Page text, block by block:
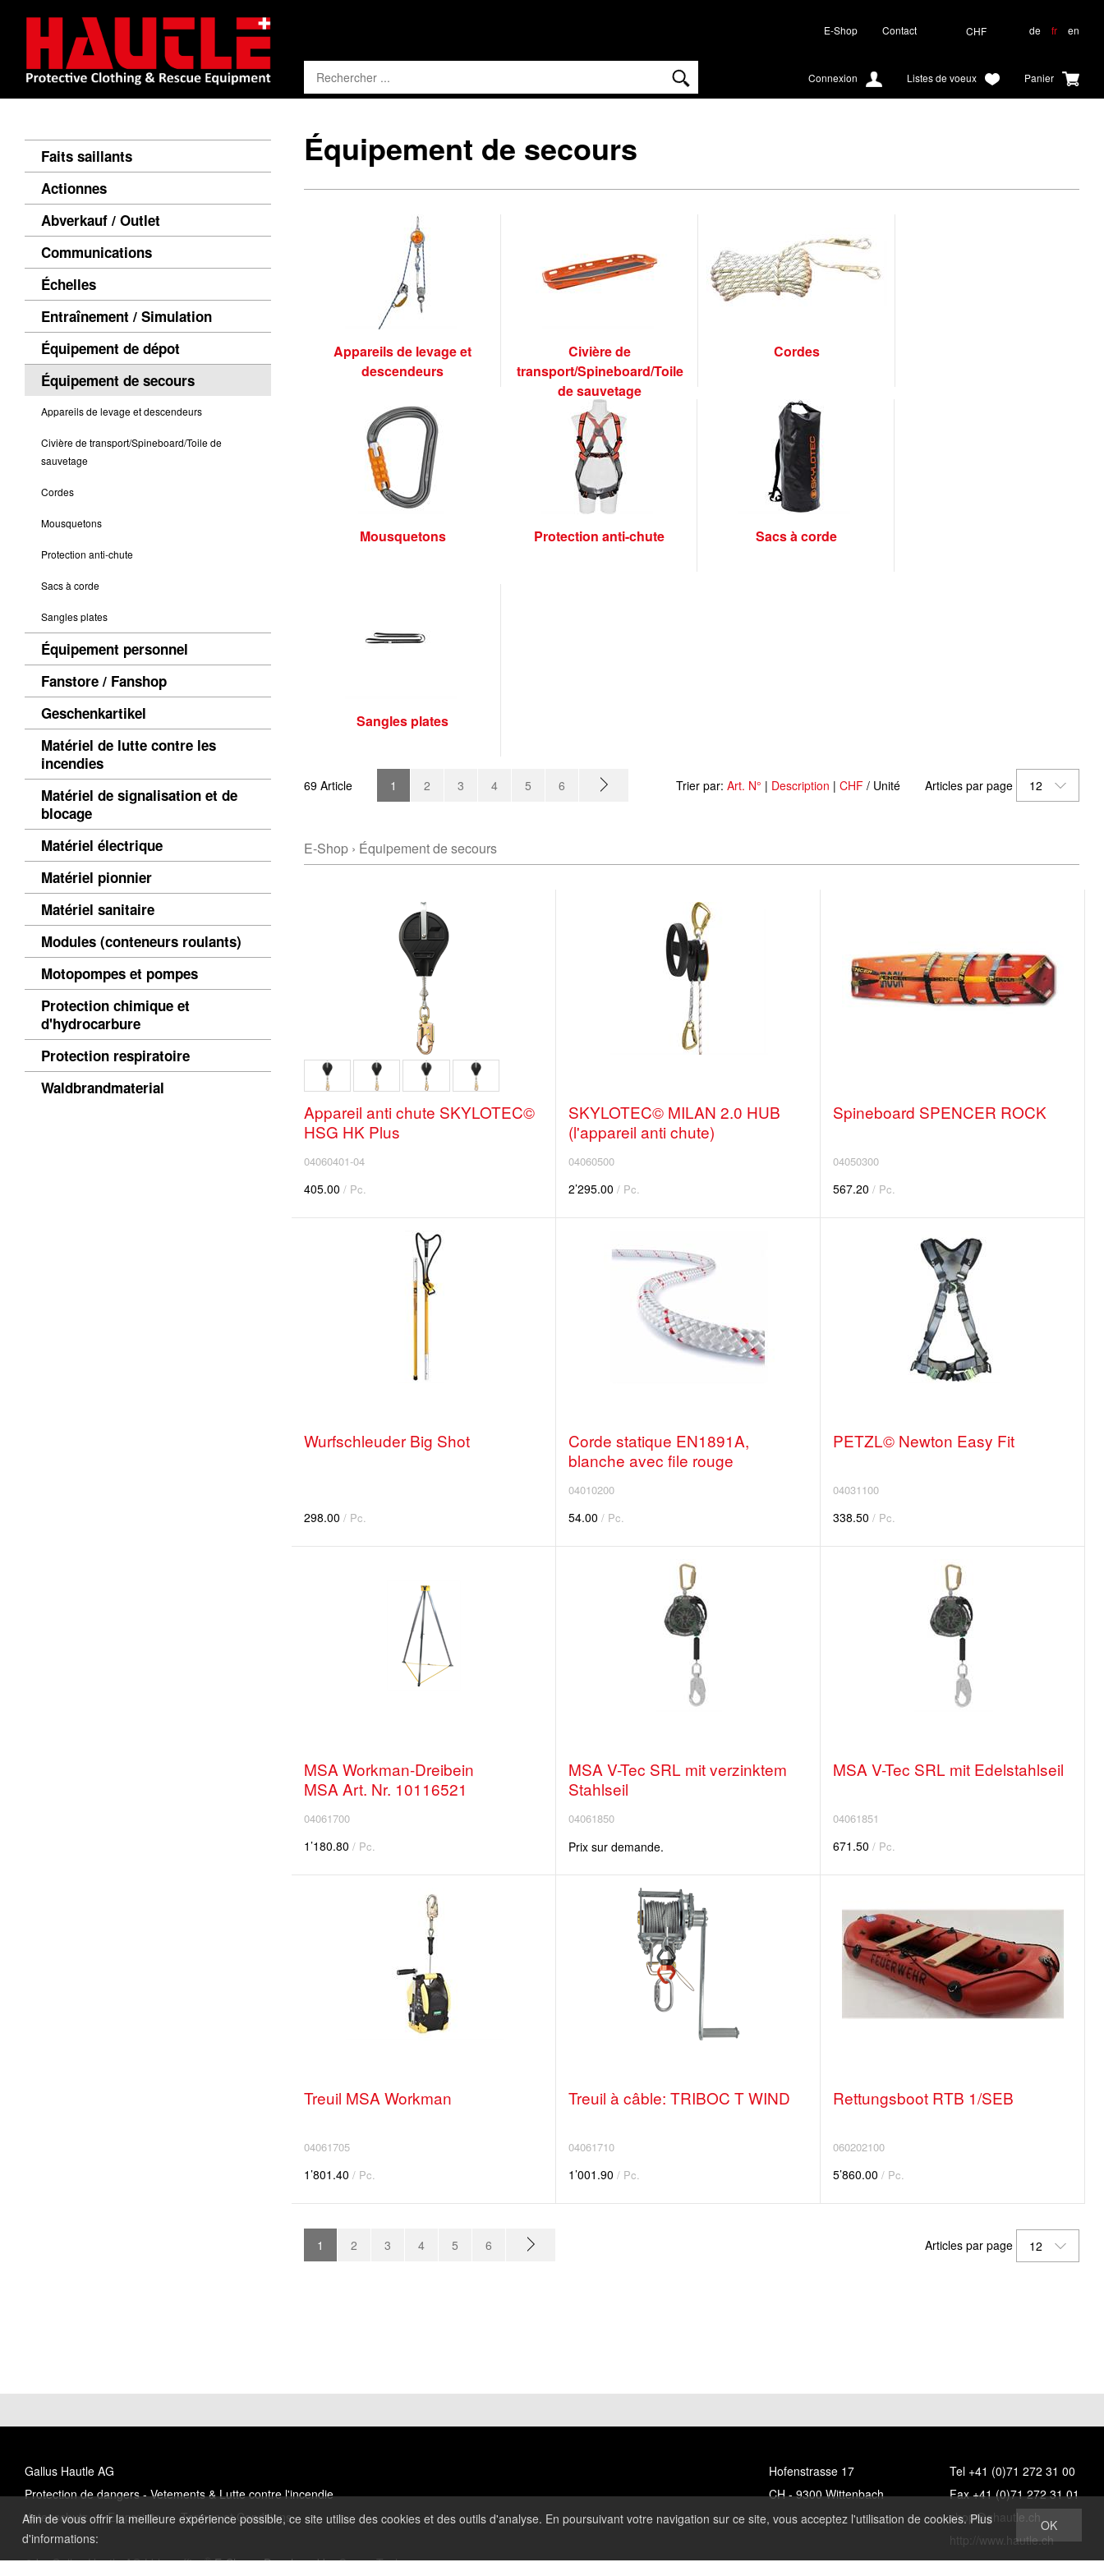
CHF de fr en
E-Shop Contact
Panier
Listes de voeux
Connexion
Faits saillants
Actionnes
Abverkauf / Outlet
Communications
Échelles
Entraînement / Simulation
Équipement de dépot
Équipement de secours
Appareils de levage et descendeurs
Civière de transport/Spineboard/Toile de
sauvetage
Cordes
Mousquetons
Protection anti-chute
Sacs à corde
Sangles plates
Équipement personnel
Fanstore / Fanshop
Geschenkartikel
Matériel de lutte contre les
incendies
Matériel de signalisation et de
blocage
Matériel électrique
Matériel pionnier
Matériel sanitaire
Modules (conteneurs roulants)
Motopompes et pompes
Protection chimique et
d'hydrocarbure
Protection respiratoire
Waldbrandmaterial
Équipement de secours
Appareils de levage et
descendeurs
Civière de
transport/Spineboard/Toile
de sauvetage
Cordes
Mousquetons Protection anti-chute Sacs à corde
Sangles plates
Articles par page 12
Trier par: Art. N° | Description | CHF / Unité
69 Article 1 2 3 4 5 6
E-Shop › Équipement de secours
Appareil anti chute SKYLOTEC©
HSG HK Plus
04060401-04
405.00 / Pc.
SKYLOTEC© MILAN 2.0 HUB
(l'appareil anti chute)
04060500
2’295.00 / Pc.
Spineboard SPENCER ROCK
04050300
567.20 / Pc.
Wurfschleuder Big Shot
298.00 / Pc.
Corde statique EN1891A,
blanche avec file rouge
04010200
54.00 / Pc.
PETZL© Newton Easy Fit
04031100
338.50 / Pc.
MSA Workman-Dreibein
MSA Art. Nr. 10116521
04061700
1’180.80 / Pc.
MSA V-Tec SRL mit verzinktem
Stahlseil
04061850
Prix sur demande.
MSA V-Tec SRL mit Edelstahlseil
04061851
671.50 / Pc.
Treuil MSA Workman
04061705
1’801.40 / Pc.
Treuil à câble: TRIBOC T WIND
04061710
1’001.90 / Pc.
Rettungsboot RTB 1/SEB
060202100
5’860.00 / Pc.
Articles par page 12
1 2 3 4 5 6
Gallus Hautle AG
Protection de dangers - Vetements & Lutte contre l'incendie
datenschutz
Empreinte Termes et Conditions
Tel +41 (0)71 272 31 00
Fax +41 (0)71 272 31 01
shop@ghautle.ch
http://www.hautle.ch
Hofenstrasse 17
CH - 9300 Wittenbach
© byGallus Hautle AG|blue office®E-Shop - Developed byCompuTech
OK
Afin de vous offrir la meilleure expérience possible, ce site utilise des cookies et des outils d'analyse. En poursuivant votre navigation sur ce site, vous acceptez l'utilisation de cookies. Plus
d'informations: